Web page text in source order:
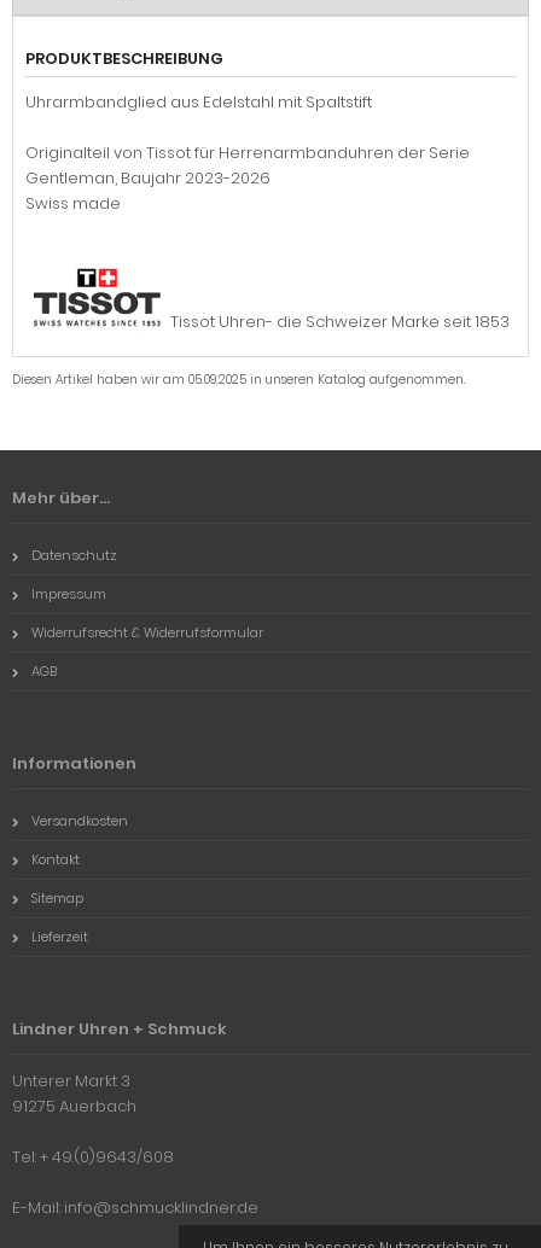
PRODUKTBESCHREIBUNG
Uhrarmbandglied aus Edelstahl mit Spaltstift
Originalteil von Tissot für Herrenarmbanduhren der Serie
Gentleman, Baujahr 2023-2026
Swiss made
Tissot Uhren- die Schweizer Marke seit 1853
Diesen Artikel haben wir am 05.09.2025 in unseren Katalog aufgenommen.
Mehr über...
Datenschutz
Impressum
Widerrufsrecht & Widerrufsformular
AGB
Informationen
Versandkosten
Kontakt
Sitemap
Lieferzeit
Lindner Uhren + Schmuck
Unterer Markt 3
91275 Auerbach
Tel: + 49.(0)9643/608
E-Mail: info@schmucklindner.de